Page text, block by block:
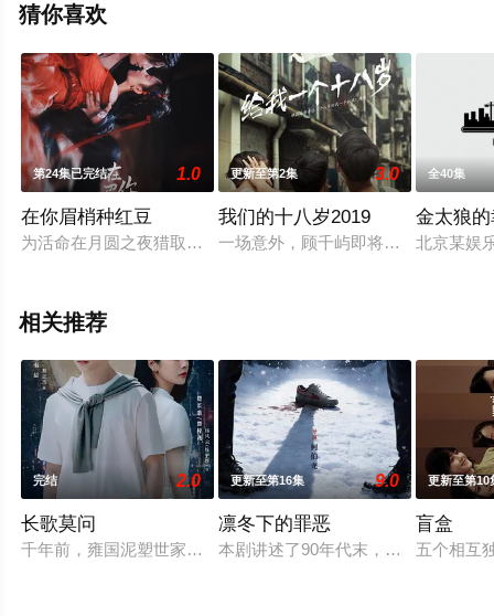
网，更多相关信息可移步至豆瓣电视剧、电视猫或剧情网
猜你喜欢
第24集已完结 1.0
在你眉梢种红豆
为活命在月圆之夜猎取元阳的玉腰奴，反给追捕自己的权臣种
更新至第2集 3.0
我们的十八岁2019
一场意外，顾千屿即将和艺校失之交
全40集
金太狼
北京某娱
相关推荐
完结 2.0
长歌莫问
千年前，雍国泥塑世家楚门因进贡的“十二生肖”离奇流血炸裂
更新至第16集 9.0
凛冬下的罪恶
本剧讲述了90年代末，怒河市刑侦支
更新至第10
盲盒
五个相互